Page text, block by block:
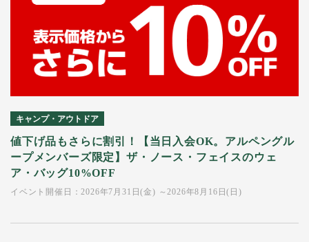
キャンプ・アウトドア
値下げ品もさらに割引！【当日入会OK。アルペングル
ープメンバーズ限定】ザ・ノース・フェイスのウェ
ア・バッグ10%OFF
イベント開催日：2026年7月31日(金) ～2026年8月16日(日)